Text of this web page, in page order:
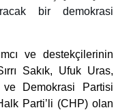
bir demokrasi
ve destekçilerinin
Sakık, Ufuk Uras,
Demokrasi Partisi
Parti’li (CHP) olan